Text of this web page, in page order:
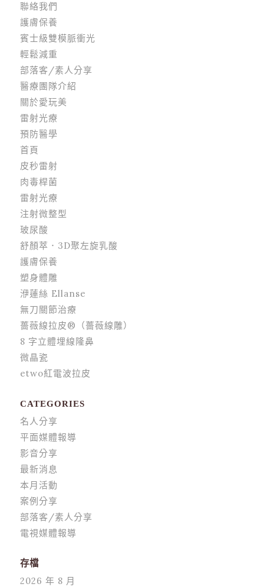
聯絡我們
護膚保養
賓士級雙模脈衝光
輕鬆減重
部落客/素人分享
醫療團隊介紹
關於愛玩美
雷射光療
預防醫學
首頁
皮秒雷射
肉毒桿菌
雷射光療
注射微整型
玻尿酸
舒顏萃．3D聚左旋乳酸
護膚保養
塑身體雕
洢蓮絲 Ellanse
無刀關節治療
薔薇線拉皮®（薔薇線雕）
8 字立體埋線隆鼻
微晶瓷
etwo紅電波拉皮
CATEGORIES
名人分享
平面媒體報導
影音分享
最新消息
本月活動
案例分享
部落客/素人分享
電視媒體報導
存檔
2026 年 8 月